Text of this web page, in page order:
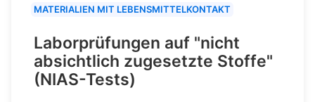
MATERIALIEN MIT LEBENSMITTELKONTAKT
Laborprüfungen auf "nicht
absichtlich zugesetzte Stoffe"
(NIAS-Tests)